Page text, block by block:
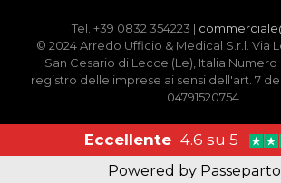
Tel. +39 0832 354223 |
© 2024 Arredo Ufficio & Medical S.r.l. Via
San Cesario di Lecce (Le), Italia Numero
registro delle imprese ai sensi dell'art. 7
04791520754
Eccellente 4.6 su 5
Powered by